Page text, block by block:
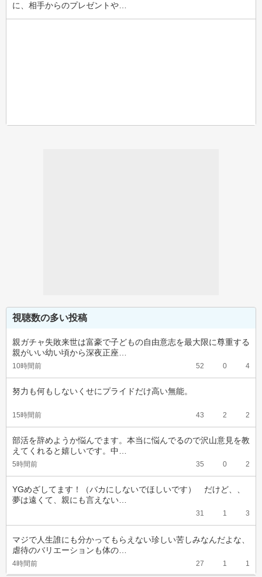
に、相手からのプレゼントや…
視聴数の多い投稿
親ガチャ失敗来世は富豪で子どもの自由意志を最大限に尊重する
親がいい幼い頃から深夜正座…
10時間前 52 0 4
努力も何もしないくせにプライドだけ高い無能。
15時間前 43 2 2
部活を辞めようか悩んでます。本当に悩んでるので沢山意見を教
えてくれると嬉しいです。中…
5時間前 35 0 2
YGめざしてます！（バカにしないでほしいです）　だけど、、
夢は遠くて、親にも言えない…
31 1 3
マジで人生誰にも分かってもらえない珍しい苦しみなんだよな、
虐待のバリエーションも体の…
4時間前 27 1 1